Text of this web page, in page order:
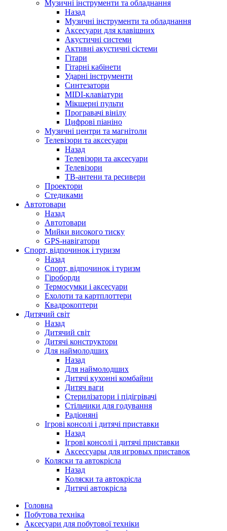
Музичні інструменти та обладнання
Назад
Музичні інструменти та обладнання
Аксесуари для клавішних
Акустичні системи
Активні акустичні сістеми
Гітари
Гітарні кабінети
Ударні інструменти
Синтезатори
MIDI-клавіатури
Мікшерні пульти
Програвачі вінілу
Цифрові піаніно
Музичні центри та магнітоли
Телевізори та аксесуари
Назад
Телевізори та аксесуари
Телевізори
ТВ-антени та ресивери
Проектори
Стедиками
Автотовари
Назад
Автотовари
Мийки високого тиску
GPS-навігатори
Спорт, відпочинок і туризм
Назад
Спорт, відпочинок і туризм
Гіроборди
Термосумки і аксесуари
Ехолоти та картплоттери
Квадрокоптери
Дитячий світ
Назад
Дитячий світ
Дитячі конструктори
Для наймолодших
Назад
Для наймолодших
Дитячі кухонні комбайни
Дитяч ваги
Стерилізатори і підігрівачі
Стільчики для годування
Радіоняні
Ігрові консолі і дитячі приставки
Назад
Ігрові консолі і дитячі приставки
Аксессуары для игровых приставок
Коляски та автокрісла
Назад
Коляски та автокрісла
Дитячі автокрісла
Головна
Побутова техніка
Аксесуари для побутової техніки